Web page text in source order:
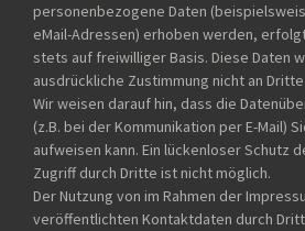
personenbezogene Daten
eMail-Adressen) erhoben werden,
stets auf freiwilliger Basis. Diese Daten
ausdrückliche Zustimmung nicht an
Wir weisen darauf hin, dass die
(z.B. bei der Kommunikation per E-Mail)
aufweisen kann. Ein lückenloser Schutz
Zugriff durch Dritte ist nicht möglich.
Der Nutzung von im Rahmen der
veröffentlichten Kontaktdaten durch